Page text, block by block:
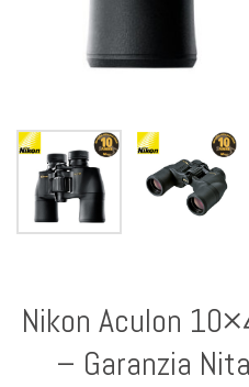
Nikon Aculon
– Garanzia